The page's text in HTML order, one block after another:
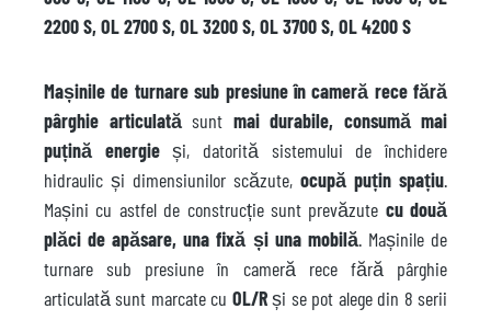
2200 S, OL 2700 S, OL 3200 S, OL 3700 S, OL 4200 S
Mașinile de turnare sub presiune în cameră rece fără
pârghie articulatăsunt mai durabile, consumă mai
puțină energieși, datorită sistemului de închidere
hidraulic și dimensiunilor scăzute, ocupă puțin spațiu.
Mașini cu astfel de construcție sunt prevăzute cu două
plăci de apăsare, una fixă și una mobilă. Mașinile de
turnare sub presiune în cameră rece fără pârghie
articulată sunt marcate cu OL/Rși se pot alege din 8 serii